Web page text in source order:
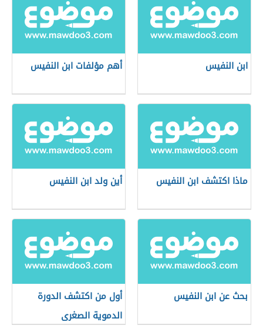
ابن النفيس أهم مؤلفات ابن النفيس
ماذا اكتشف ابن النفيس أين ولد ابن النفيس
بحث عن ابن النفيس
أول من اكتشف الدورة
الدموية الصغرى